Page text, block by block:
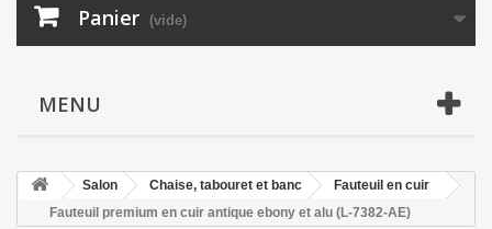
Panier (vide)
MENU
Salon Chaise, tabouret et banc
Fauteuil en cuir
Fauteuil premium en cuir antique ebony et alu (L-7382-AE)